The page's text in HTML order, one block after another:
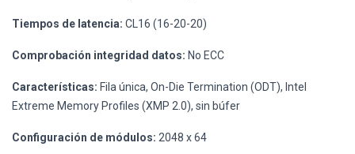
Tiempos de latencia: CL16 (16-20-20)
Comprobación integridad datos: No ECC
Características: Fila única, On-Die Termination (ODT), Intel
Extreme Memory Profiles (XMP 2.0), sin búfer
Configuración de módulos: 2048 x 64